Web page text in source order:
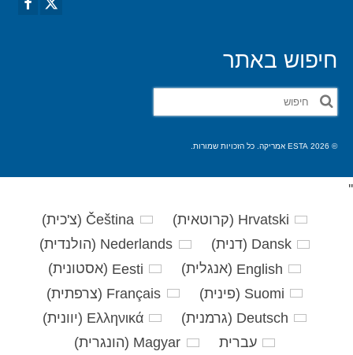
חיפוש באתר
חפש
את:
© 2026 ESTA אמריקה. כל הזכויות שמורות.
'
'
Hrvatski
(קרוטאית)
Čeština
(צ'כית)
Dansk
(דנית)
Nederlands
(הולנדית)
English
(אנגלית)
Eesti
(אסטונית)
Suomi
(פינית)
Français
(צרפתית)
Deutsch
(גרמנית)
Ελληνικά
(יוונית)
עברית
Magyar
(הונגרית)